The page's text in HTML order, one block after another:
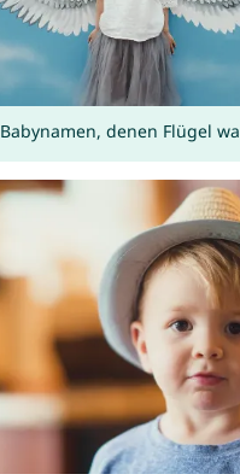
Babynamen, denen Flügel